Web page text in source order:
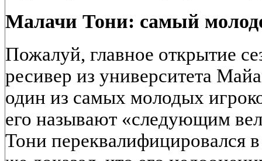
Малачи Тони: самый
Пожалуй, главное открытие
ресивер из университета
один из самых молодых
его называют «следующим
Тони переквалифицировался